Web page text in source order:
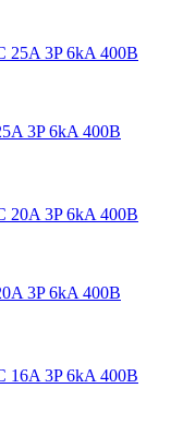
3P 6kA 400В
3P 6kA 400В